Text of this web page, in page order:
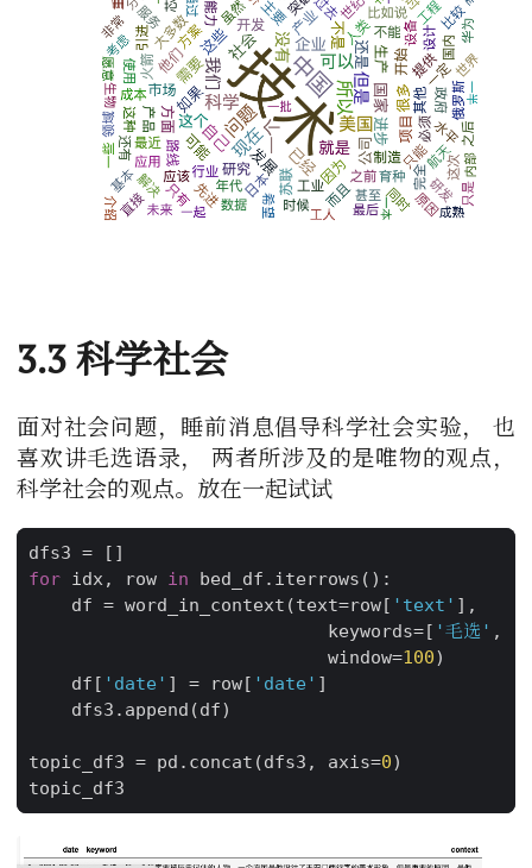
3.3 科学社会
面对社会问题，睡前消息倡导科学社会实验， 也
喜欢讲毛选语录， 两者所涉及的是唯物的观点，
科学社会的观点。放在一起试试
dfs3 =
[]
for idx, row in bed_df . iterrows ():
df = word_in_context (text=row[ 'text' ],
keywords=[ '毛选' ,
window=100)
df [ 'date' ] = row[ 'date' ]
dfs3 . append (df)
topic_df3 = pd . concat (dfs3 , axis=0)
topic_df3